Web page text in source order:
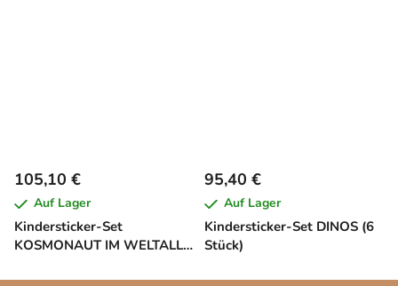
Kindersticker-Set
KOSMONAUT IM WELTALL
105,10 €
Auf Lager
Kindersticker-Set DINOS (6
Stück)
95,40 €
Auf Lager